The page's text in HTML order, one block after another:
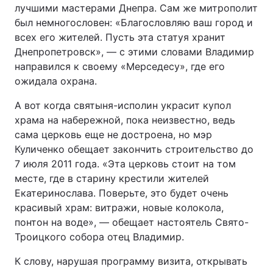
Тема оформлення
лучшими мастерами Днепра. Сам же митрополит
был немногословен: «Благословляю ваш город и
всех его жителей. Пусть эта статуя хранит
Днепропетровск», — с этими словами Владимир
направился к своему «Мерседесу», где его
ожидала охрана.
А вот когда святыня-исполин украсит купол
храма на набережной, пока неизвестно, ведь
сама церковь еще не достроена, но мэр
Куличенко обещает закончить строительство до
7 июля 2011 года. «Эта церковь стоит на том
месте, где в старину крестили жителей
Екатеринослава. Поверьте, это будет очень
красивый храм: витражи, новые колокола,
понтон на воде», — обещает настоятель Свято-
Троицкого собора отец Владимир.
К слову, нарушая программу визита, открывать